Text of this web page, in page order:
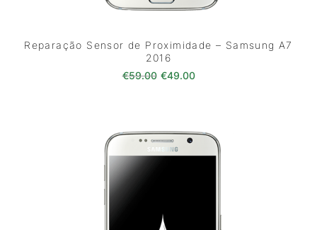
Reparação Sensor de Proximidade – Samsung A7
2016
€59.00 O preço original era: €59.00.
€49.00O preço atual é: